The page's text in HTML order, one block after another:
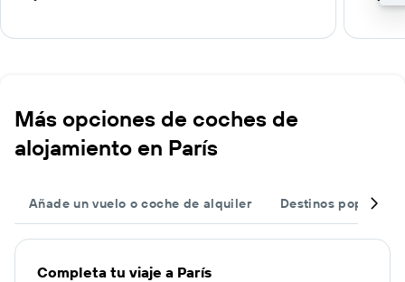
Más opciones de coches de
alojamiento en París
Añade un vuelo o coche de alquiler Destinos populares
Completa tu viaje a París